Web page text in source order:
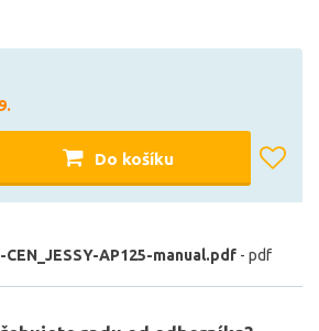
Do košíku
CEN_JESSY-AP125-manual.pdf - pdf